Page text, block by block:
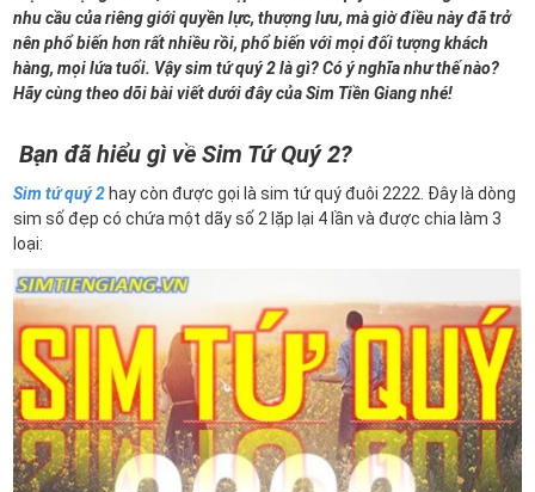
nhu cầu của riêng giới quyền lực, thượng lưu, mà giờ điều này đã trở
nên phổ biến hơn rất nhiều rồi, phổ biến với mọi đối tượng khách
hàng, mọi lứa tuổi. Vậy sim tứ quý 2 là gì? Có ý nghĩa như thế nào?
Hãy cùng theo dõi bài viết dưới đây của Sim Tiền Giang nhé!
Bạn đã hiểu gì về Sim Tứ Quý 2?
Sim tứ quý 2 hay còn được gọi là sim tứ quý đuôi 2222. Đây là dòng
sim số đẹp có chứa một dãy số 2 lặp lại 4 lần và được chia làm 3
loại: